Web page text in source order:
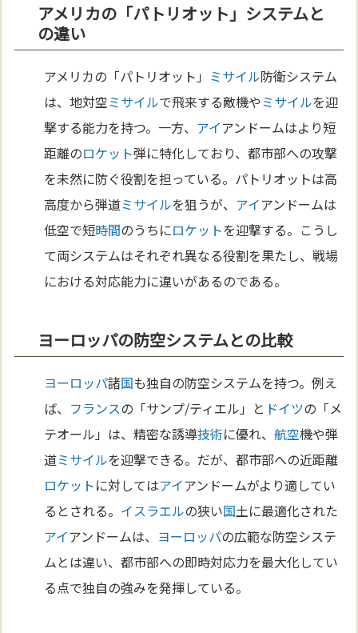
アメリカの「パトリオット」システムと
の違い
アメリカの「パトリオット」 ミサイル防衛システム
は、地対空ミサイルで飛来する敵機やミサイルを迎
撃する能力を持つ。一方、 アイアンドームはより短
距離のロケット弾に特化しており、都市部への攻撃
を未然に防ぐ役割を担っている。パトリオットは高
高度から弾道ミサイルを狙うが、 アイアンドームは
低空で短時間のうちにロケットを迎撃する。こうし
て両システムはそれぞれ異なる役割を果たし、戦場
における対応能力に違いがあるのである。
ヨーロッパの防空システムとの比較
ヨーロッパ諸国も独自の防空システムを持つ。例え
ば、 フランスの「サンプ/ティエル」と ドイツの「メ
テオール」は、精密な誘導技術に優れ、航空機や弾
道ミサイルを迎撃できる。だが、都市部への近距離
ロケットに対してはアイアンドームがより適してい
るとされる。 イスラエルの狭い国土に最適化された
アイアンドームは、 ヨーロッパの広範な防空システ
ムとは違い、都市部への即時対応力を最大化してい
る点で独自の強みを発揮している。